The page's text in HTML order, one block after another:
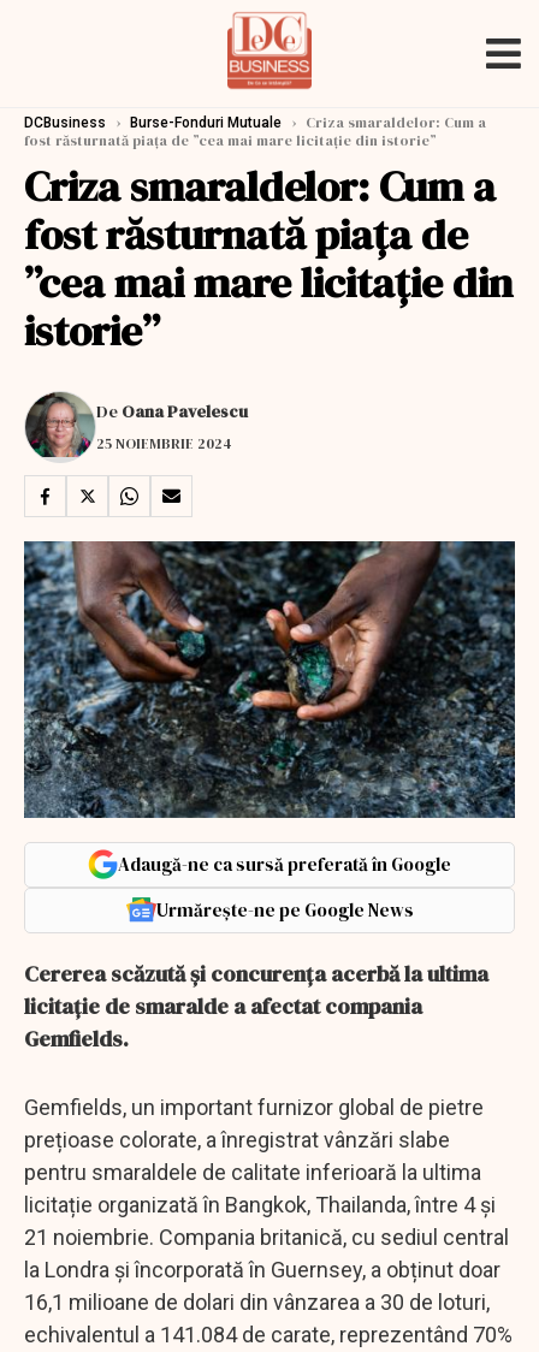
DCBusiness › Burse-Fonduri Mutuale › Criza smaraldelor: Cum a
fost răsturnată piața de ”cea mai mare licitație din istorie”
Criza smaraldelor: Cum a
fost răsturnată piața de
”cea mai mare licitație din
istorie”
De Oana Pavelescu
25 NOIEMBRIE 2024
Adaugă-ne ca sursă preferată în Google
Urmărește-ne pe Google News
Cererea scăzută și concurența acerbă la ultima
licitație de smaralde a afectat compania
Gemfields.
Gemfields, un important furnizor global de pietre
prețioase colorate, a înregistrat vânzări slabe
pentru smaraldele de calitate inferioară la ultima
licitație organizată în Bangkok, Thailanda, între 4 și
21 noiembrie. Compania britanică, cu sediul central
la Londra și încorporată în Guernsey, a obținut doar
16,1 milioane de dolari din vânzarea a 30 de loturi,
echivalentul a 141.084 de carate, reprezentând 70%